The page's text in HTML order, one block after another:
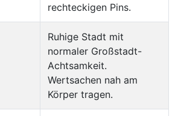
rechteckigen Pins.
Ruhige Stadt mit
normaler Großstadt-
Achtsamkeit.
Wertsachen nah am
Körper tragen.